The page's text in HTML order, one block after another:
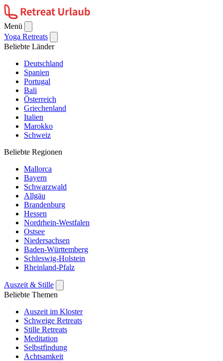
Menü
Yoga Retreats
Beliebte Länder
Deutschland
Spanien
Portugal
Bali
Österreich
Griechenland
Italien
Marokko
Schweiz
Beliebte Regionen
Mallorca
Bayern
Schwarzwald
Allgäu
Brandenburg
Hessen
Nordrhein-Westfalen
Ostsee
Niedersachsen
Baden-Württemberg
Schleswig-Holstein
Rheinland-Pfalz
Auszeit & Stille
Beliebte Themen
Auszeit im Kloster
Schweige Retreats
Stille Retreats
Meditation
Selbstfindung
Achtsamkeit